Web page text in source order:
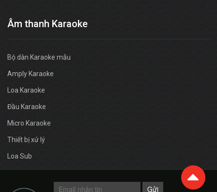
Âm thanh Karaoke
Bộ dàn Karaoke mẫu
Amply Karaoke
Loa Karaoke
Đầu Karaoke
Micro Karaoke
Thiết bị xử lý
Loa Sub
Gửi